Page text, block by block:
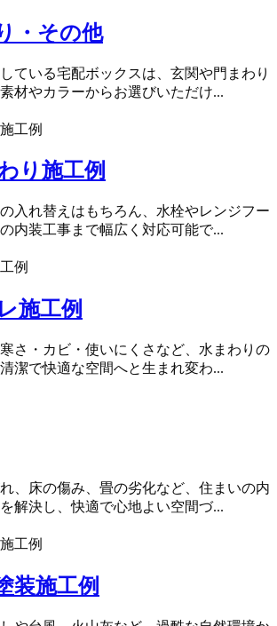
・その他
ている宅配ボックスは、玄関や門まわり
材やカラーからお選びいただけ...
り施工例
入れ替えはもちろん、水栓やレンジフー
内装工事まで幅広く対応可能で...
施工例
さ・カビ・使いにくさなど、水まわりの
潔で快適な空間へと生まれ変わ...
、床の傷み、畳の劣化など、住まいの内
解決し、快適で心地よい空間づ...
装施工例